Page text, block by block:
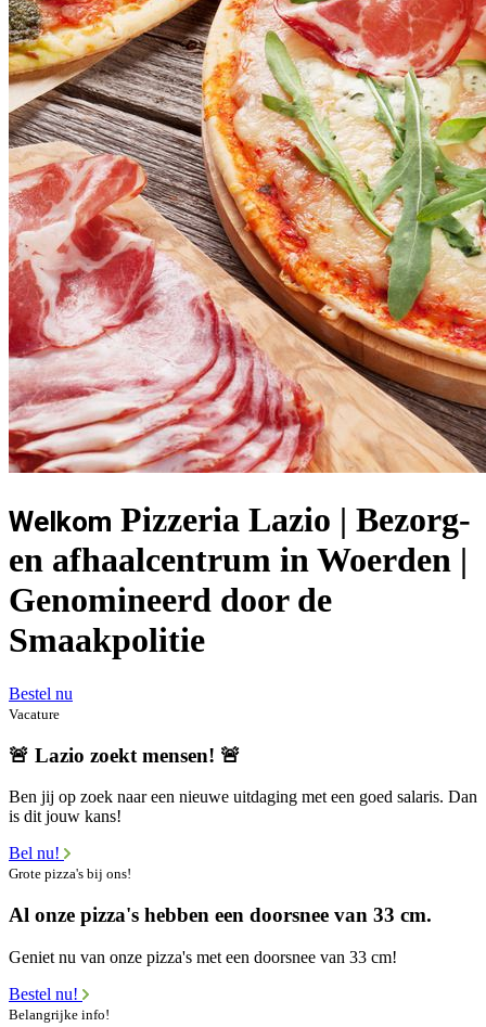
Welkom Pizzeria Lazio | Bezorg-
en afhaalcentrum in Woerden |
Genomineerd door de
Smaakpolitie
Bestel nu
Vacature
🚨 Lazio zoekt mensen! 🚨
Ben jij op zoek naar een nieuwe uitdaging met een goed salaris. Dan
is dit jouw kans!
Bel nu!
Grote pizza's bij ons!
Al onze pizza's hebben een doorsnee van 33 cm.
Geniet nu van onze pizza's met een doorsnee van 33 cm!
Bestel nu!
Belangrijke info!